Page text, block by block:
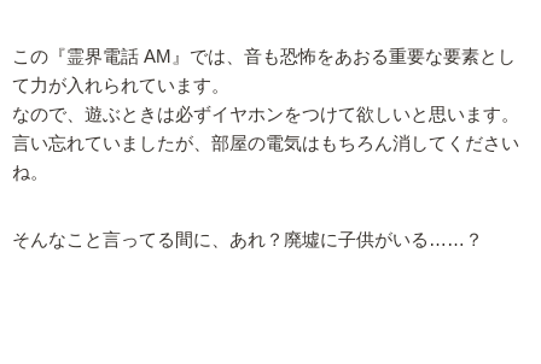
この『霊界電話 AM』では、音も恐怖をあおる重要な要素とし
て力が入れられています。
なので、遊ぶときは必ずイヤホンをつけて欲しいと思います。
言い忘れていましたが、部屋の電気はもちろん消してください
ね。
そんなこと言ってる間に、あれ？廃墟に子供がいる……？